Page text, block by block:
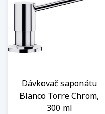
Dávkovač saponátu
Blanco Torre Chrom,
300 ml